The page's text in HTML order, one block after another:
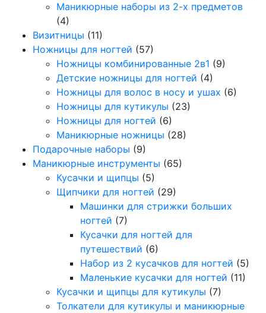
Маникюрные наборы из 2-х предметов
(4)
Визитницы (11)
Ножницы для ногтей (57)
Ножницы комбинированные 2в1 (9)
Детские ножницы для ногтей (4)
Ножницы для волос в носу и ушах (6)
Ножницы для кутикулы (23)
Ножницы для ногтей (6)
Маникюрные ножницы (28)
Подарочные наборы (9)
Маникюрные инструменты (65)
Кусачки и щипцы (5)
Щипчики для ногтей (29)
Машинки для стрижки больших
ногтей (7)
Кусачки для ногтей для
путешествий (6)
Набор из 2 кусачков для ногтей (5)
Маленькие кусачки для ногтей (11)
Кусачки и щипцы для кутикулы (7)
Толкатели для кутикулы и маникюрные